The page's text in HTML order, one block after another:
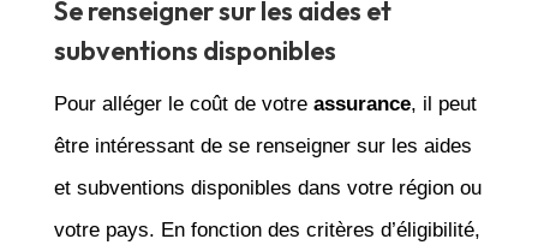
Se renseigner sur les aides et
subventions disponibles
Pour alléger le coût de votre assurance, il peut
être intéressant de se renseigner sur les aides
et subventions disponibles dans votre région ou
votre pays. En fonction des critères d’éligibilité,